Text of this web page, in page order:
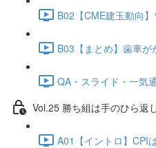
B02【CME建玉動向
B03【まとめ】歯車
QA・スライド・一気
Vol.25 勝ち組は手のひら返
A01【イントロ】CPI